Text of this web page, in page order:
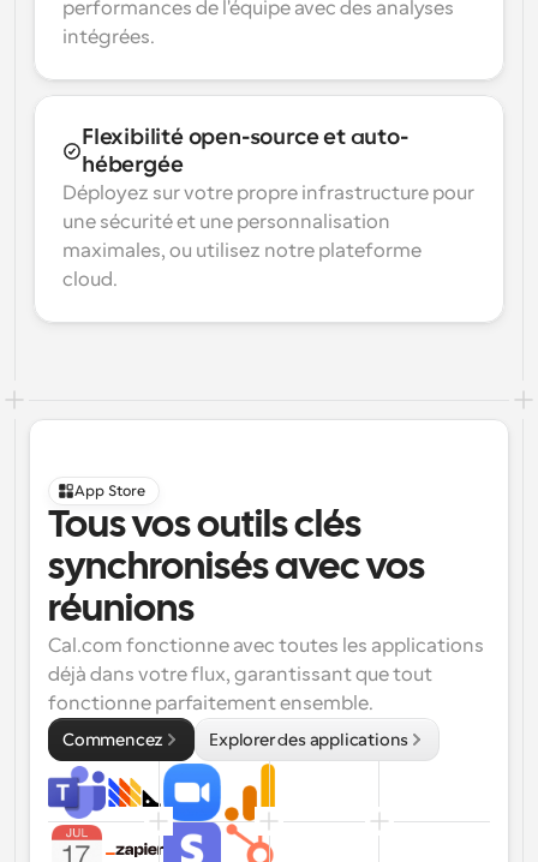
performances de l'équipe avec des analyses
intégrées.
Flexibilité open-source et auto-
hébergée
Déployez sur votre propre infrastructure pour
une sécurité et une personnalisation
maximales, ou utilisez notre plateforme
cloud.
App Store
Tous vos outils clés
synchronisés avec vos
réunions
Cal.com fonctionne avec toutes les applications
déjà dans votre flux, garantissant que tout
fonctionne parfaitement ensemble.
Commencez Explorer des applications